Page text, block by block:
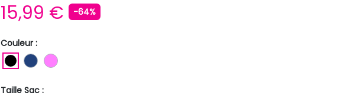
15,99 € -64%
Couleur :
NOIRBLEU FONCE
ROSE
Taille Sac :